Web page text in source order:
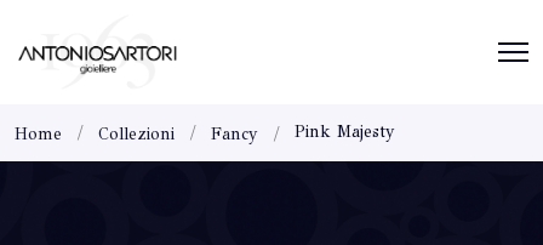
Home Collezioni Fancy Pink Majesty